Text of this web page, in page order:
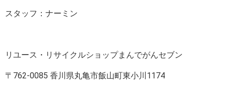
スタッフ：ナーミン
リユース・リサイクルショップまんでがんセブン
〒762-0085 香川県丸亀市飯山町東小川1174